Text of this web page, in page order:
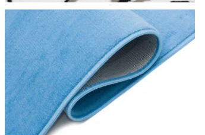
We